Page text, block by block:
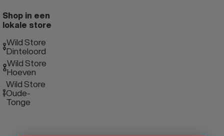
Shop in een
lokale store
Wild Store
Dinteloord
Wild Store
Hoeven
Wild Store
Oude-
Tonge